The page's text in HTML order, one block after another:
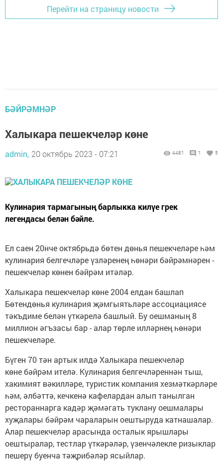
Перейти на страницу новости
БӘЙРӘМНӘР
Халыкара пешекчеләр көне
admin, 20 октябрь 2023 - 07:21 4481 1 5
Кулинария тармагының барлыкка килүе грек
легендасы белән бәйле.
Ел саен 20нче октябрьдә бөтен дөнья пешекчеләре һәм
кулинария белгечләре үзләренең һөнәри бәйрәмнәрен -
пешекчеләр көнен бәйрәм итәләр.
Халыкара пешекчеләр көне 2004 елдан башлап
Бөтендөнья кулинария җәмгыятьләре ассоциациясе
тәкъдиме белән үткәрелә башлый. Бу оешманың 8
миллион әгъзасы бар - алар төрле илләрнең һөнәри
пешекчеләре.
Бүген 70 тән артык илдә Халыкара пешекчеләр
көне бәйрәм ителә. Кулинария белгечләреннән тыш,
хакимият вәкилләре, туристик компания хезмәткәрләре
һәм, әлбәттә, кечкенә кафелардан алып танылган
рестораннарга кадәр җәмәгать туклану оешмалары
хуҗалары бәйрәм чараларын оештыруда катнашалар.
Алар пешекчеләр арасында осталык ярышлары
оештыралар, тестлар үткәрәләр, үзенчәлекле ризыклар
пешерү буенча тәҗрибәләр ясыйлар.